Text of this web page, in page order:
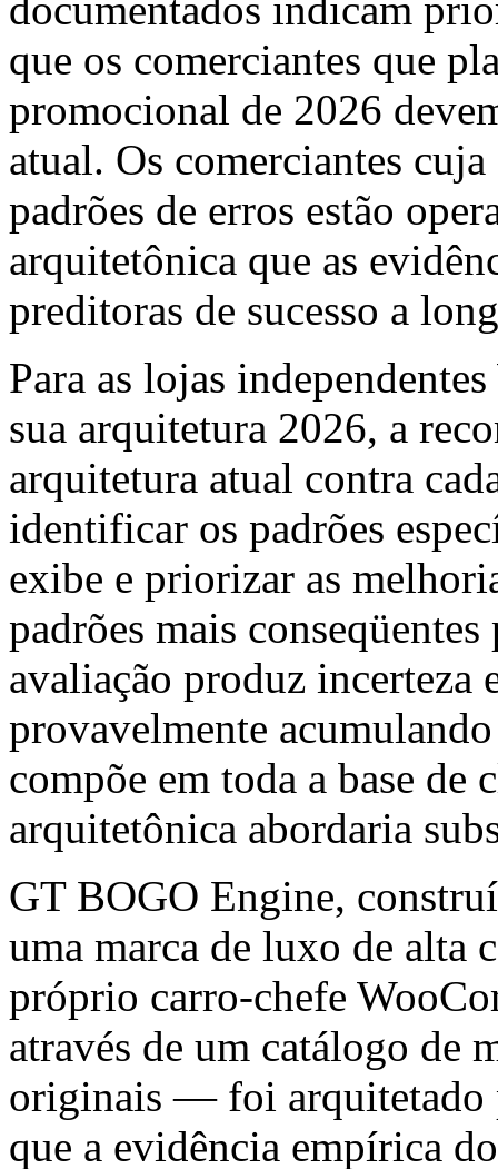
documentados indicam
que os comerciantes que
promocional de 2026
atual. Os comerciantes
padrões de erros estão
arquitetônica que as
preditoras de sucesso a
Para as lojas
sua arquitetura 2026, a
arquitetura atual contra
identificar os padrões
exibe e priorizar as
padrões mais
avaliação produz incerteza
provavelmente
compõe em toda a base de
arquitetônica abordaria
GT BOGO Engine,
uma marca de luxo de alta
próprio carro-chefe
através de um catálogo de
originais — foi arquitetado
que a evidência empírica